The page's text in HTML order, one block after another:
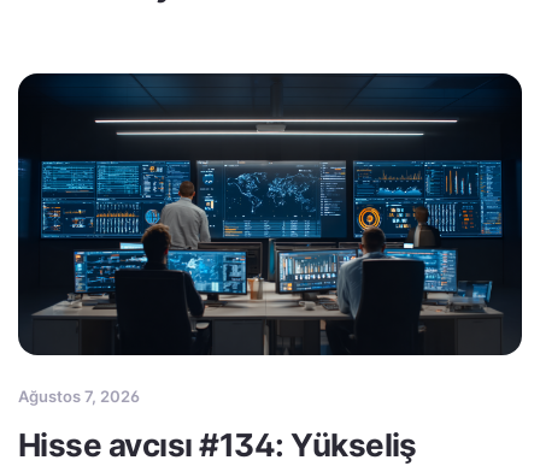
Ağustos 7, 2026
Hisse avcısı #134: Yükseliş